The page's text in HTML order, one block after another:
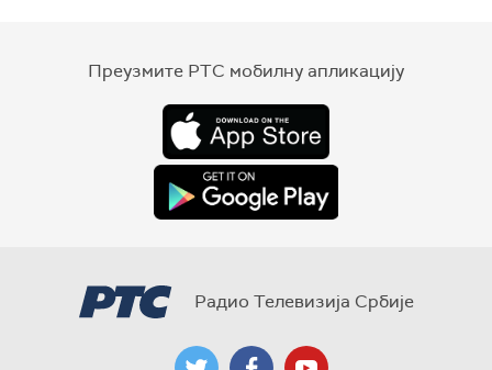
Преузмите РТС мобилну апликацију
Радио Телевизија Србије